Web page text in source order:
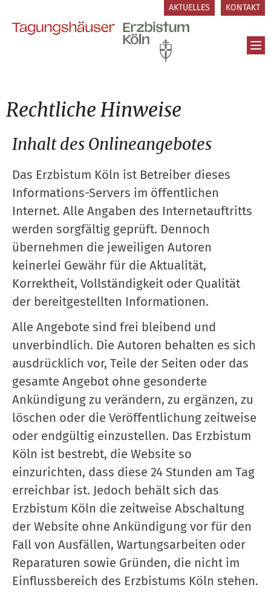
AKTUELLES KONTAKT
Rechtliche Hinweise
Inhalt des Onlineangebotes
Das Erzbistum Köln ist Betreiber dieses
Informations-Servers im öffentlichen
Internet. Alle Angaben des Internetauftritts
werden sorgfältig geprüft. Dennoch
übernehmen die jeweiligen Autoren
keinerlei Gewähr für die Aktualität,
Korrektheit, Vollständigkeit oder Qualität
der bereitgestellten Informationen.
Alle Angebote sind frei bleibend und
unverbindlich. Die Autoren behalten es sich
ausdrücklich vor, Teile der Seiten oder das
gesamte Angebot ohne gesonderte
Ankündigung zu verändern, zu ergänzen, zu
löschen oder die Veröffentlichung zeitweise
oder endgültig einzustellen. Das Erzbistum
Köln ist bestrebt, die Website so
einzurichten, dass diese 24 Stunden am Tag
erreichbar ist. Jedoch behält sich das
Erzbistum Köln die zeitweise Abschaltung
der Website ohne Ankündigung vor für den
Fall von Ausfällen, Wartungsarbeiten oder
Reparaturen sowie Gründen, die nicht im
Einflussbereich des Erzbistums Köln stehen.